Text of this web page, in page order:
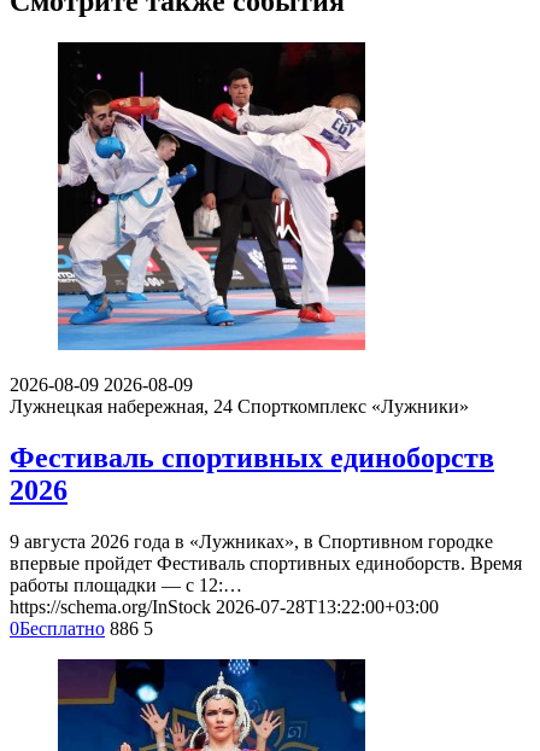
2026-08-09 2026-08-09
Лужнецкая набережная, 24 Спорткомплекс «Лужники»
Фестиваль спортивных единоборств
2026
9 августа 2026 года в «Лужниках», в Спортивном городке
впервые пройдет Фестиваль спортивных единоборств. Время
работы площадки — с 12:…
https://schema.org/InStock 2026-07-28T13:22:00+03:00
0Бесплатно 886 5